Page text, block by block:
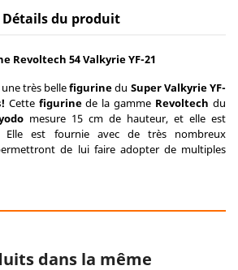
Détails du produit
Revoltech 54 Valkyrie YF-21
très bellefigurinedu Super Valkyrie YF-
Cette figurinede la gamme Revoltechdu
mesure 15 cm de hauteur, et elle est
Elle est fournie avec de très nombreux
de lui faire adopter de multiples
dans la même